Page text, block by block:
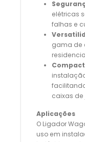
elétricas
falhas e
gama de
caixas de
Aplicações
O Ligador
uso em